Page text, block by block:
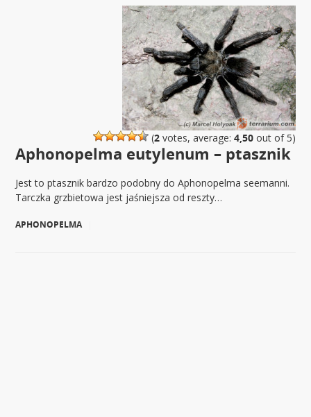
(2votes, average: 4,50out of 5)
Aphonopelma eutylenum – ptasznik
Jest to ptasznik bardzo podobny do Aphonopelma seemanni.
Tarczka grzbietowa jest jaśniejsza od reszty…
APHONOPELMA